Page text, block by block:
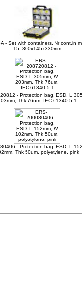
- Set with containers, Nr cont.in
15, 300x145x330mm
- Protection bag, ESD, L
Thk 76um, IEC 61340-5-1
- Protection bag, ESD, L
Thk 50um, polyetylene, pink